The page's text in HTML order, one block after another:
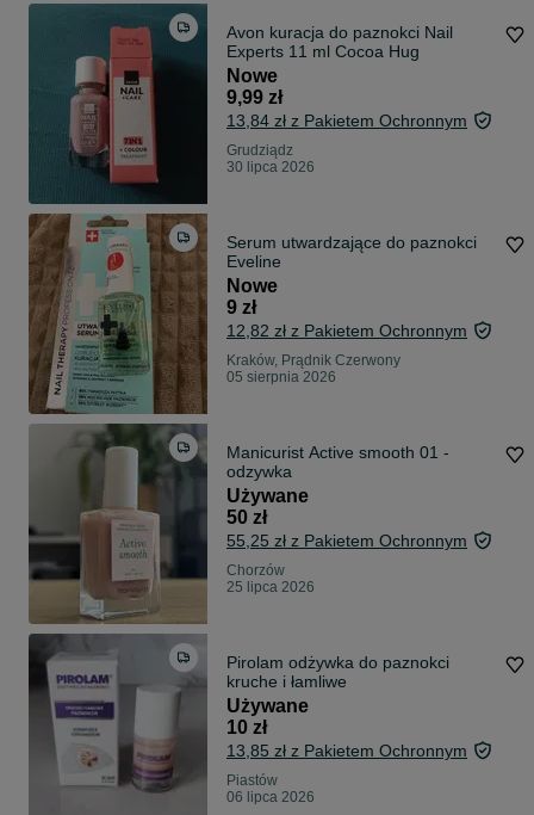
Avon kuracja do paznokci Nail
Experts 11 ml Cocoa Hug
Nowe
9,99 zł
13,84 zł z Pakietem Ochronnym
Grudziądz
30 lipca 2026
Serum utwardzające do paznokci
Eveline
Nowe
9 zł
12,82 zł z Pakietem Ochronnym
Kraków, Prądnik Czerwony
05 sierpnia 2026
Manicurist Active smooth 01 -
odzywka
Używane
50 zł
55,25 zł z Pakietem Ochronnym
Chorzów
25 lipca 2026
Pirolam odżywka do paznokci
kruche i łamliwe
Używane
10 zł
13,85 zł z Pakietem Ochronnym
Piastów
06 lipca 2026